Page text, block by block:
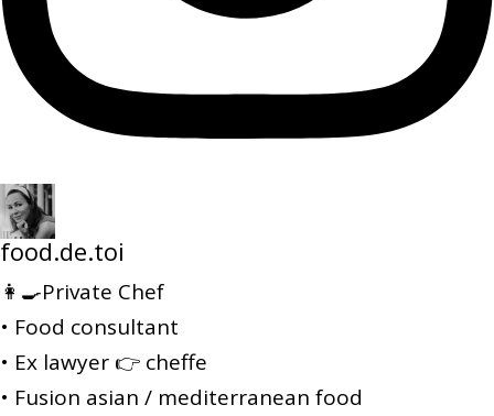
food.de.toi
👩‍🍳Private Chef
• Food consultant
• Ex lawyer 👉 cheffe
• Fusion asian / mediterranean food